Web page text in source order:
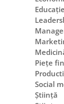
Educație
Piețe
Social
Știință